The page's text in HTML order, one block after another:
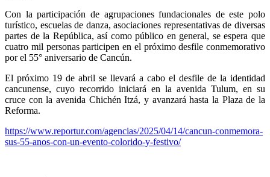
Con la participación de agrupaciones fundacionales de este polo
turístico, escuelas de danza, asociaciones representativas de diversas
partes de la República, así como público en general, se espera que
cuatro mil personas participen en el próximo desfile conmemorativo
por el 55° aniversario de Cancún.
El próximo 19 de abril se llevará a cabo el desfile de la identidad
cancunense, cuyo recorrido iniciará en la avenida Tulum, en su
cruce con la avenida Chichén Itzá, y avanzará hasta la Plaza de la
Reforma.
https://www.reportur.com/agencias/2025/04/14/cancun-conmemora-
sus-55-anos-con-un-evento-colorido-y-festivo/